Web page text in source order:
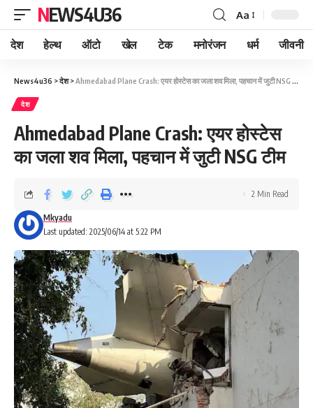
NEWS4U36 Aa
देश हेल्थ ऑटो खेल टेक मनोरंजन धर्म जीवनी
News4u36 >देश>Ahmedabad Plane Crash: एयर होस्टेस का जला शव मिला, पहचान में जुटी NSG टीम
देश
Ahmedabad Plane Crash: एयर होस्टेस
का जला शव मिला, पहचान में जुटी NSG टीम
Last updated: 2025/06/14 at 5:22 PM
Mkyadu
2 Min Read